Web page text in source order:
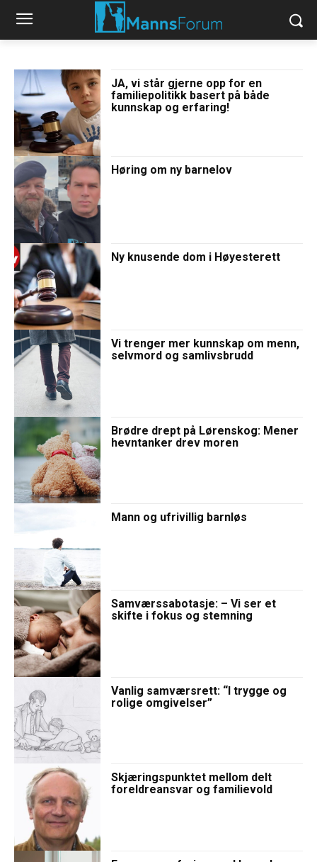
JA, vi står gjerne opp for en
familiepolitikk basert på både
kunnskap og erfaring!
Høring om ny barnelov
Ny knusende dom i Høyesterett
Vi trenger mer kunnskap om menn,
selvmord og samlivsbrudd
Brødre drept på Lørenskog: Mener
hevntanker drev moren
Mann og ufrivillig barnløs
Samværssabotasje: – Vi ser et
skifte i fokus og stemning
Vanlig samværsrett: “I trygge og
rolige omgivelser”
Skjæringspunktet mellom delt
foreldreansvar og familievold